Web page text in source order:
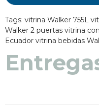
Tags: vitrina Walker 755L
Walker 2 puertas vitrina
Ecuador vitrina bebidas